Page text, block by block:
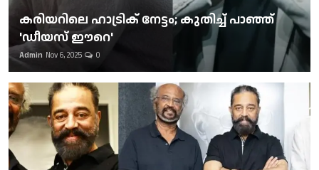
കരിയറിലെ ഹാട്രിക് നേട്ടം; കുതിച്ച് പാഞ്ഞ്
'ഡീയസ് ഈറെ'
Admin Nov 6, 2025 0